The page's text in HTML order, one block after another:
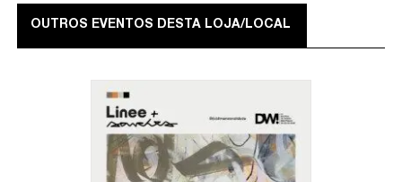
OUTROS EVENTOS DESTA LOJA/LOCAL